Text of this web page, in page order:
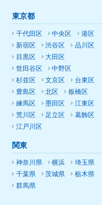
東京都
千代田区 中央区
港区
新宿区
渋谷区
品川区
目黒区
大田区
世田谷区
中野区
杉並区
文京区
台東区
豊島区
北区
板橋区
練馬区
墨田区
江東区
荒川区
足立区
葛飾区
江戸川区
関東
神奈川県 横浜
埼玉県
千葉県
茨城県
栃木県
群馬県